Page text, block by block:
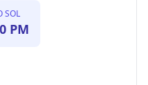
SOL
PM